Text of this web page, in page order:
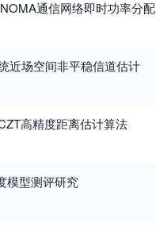
通信网络即时功率分配
近场空间非平稳信道估计
高精度距离估计算法
模型测评研究